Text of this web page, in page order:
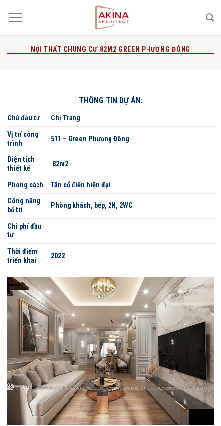
qua
NỘI THẤT CHUNG CƯ 82M2 GREEN PHƯƠNG ĐÔNG
THÔNG TIN DỰ ÁN:
Chủ đầu tư
Chị Trang
Vị trí công
trình
511 – Green Phương Đông
Diện tích
thiết kế
82m2
Phong cách
Tân cổ điển hiện đại
Công năng
bố trí
Phòng khách, bếp, 2N, 2WC
Chi phí đầu
tư
Thời điểm
triển khai
2022